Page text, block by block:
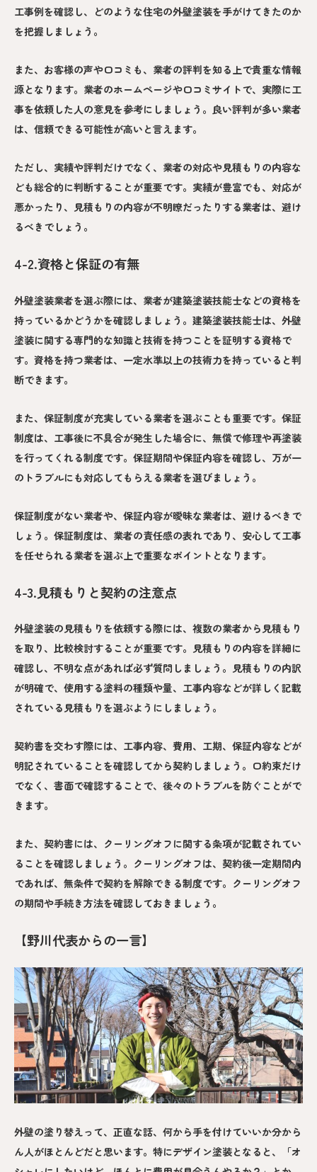
工事例を確認し、どのような住宅の外壁塗装を手がけてきたのか
を把握しましょう。
また、お客様の声や口コミも、業者の評判を知る上で貴重な情報
源となります。業者のホームページや口コミサイトで、実際に工
事を依頼した人の意見を参考にしましょう。良い評判が多い業者
は、信頼できる可能性が高いと言えます。
ただし、実績や評判だけでなく、業者の対応や見積もりの内容な
ども総合的に判断することが重要です。実績が豊富でも、対応が
悪かったり、見積もりの内容が不明瞭だったりする業者は、避け
るべきでしょう。
4-2.資格と保証の有無
外壁塗装業者を選ぶ際には、業者が建築塗装技能士などの資格を
持っているかどうかを確認しましょう。建築塗装技能士は、外壁
塗装に関する専門的な知識と技術を持つことを証明する資格で
す。資格を持つ業者は、一定水準以上の技術力を持っていると判
断できます。
また、保証制度が充実している業者を選ぶことも重要です。保証
制度は、工事後に不具合が発生した場合に、無償で修理や再塗装
を行ってくれる制度です。保証期間や保証内容を確認し、万が一
のトラブルにも対応してもらえる業者を選びましょう。
保証制度がない業者や、保証内容が曖昧な業者は、避けるべきで
しょう。保証制度は、業者の責任感の表れであり、安心して工事
を任せられる業者を選ぶ上で重要なポイントとなります。
4-3.見積もりと契約の注意点
外壁塗装の見積もりを依頼する際には、複数の業者から見積もり
を取り、比較検討することが重要です。見積もりの内容を詳細に
確認し、不明な点があれば必ず質問しましょう。見積もりの内訳
が明確で、使用する塗料の種類や量、工事内容などが詳しく記載
されている見積もりを選ぶようにしましょう。
契約書を交わす際には、工事内容、費用、工期、保証内容などが
明記されていることを確認してから契約しましょう。口約束だけ
でなく、書面で確認することで、後々のトラブルを防ぐことがで
きます。
また、契約書には、クーリングオフに関する条項が記載されてい
ることを確認しましょう。クーリングオフは、契約後一定期間内
であれば、無条件で契約を解除できる制度です。クーリングオフ
の期間や手続き方法を確認しておきましょう。
【野川代表からの一言】
外壁の塗り替えって、正直な話、何から手を付けていいか分から
ん人がほとんどだと思います。特にデザイン塗装となると、「オ